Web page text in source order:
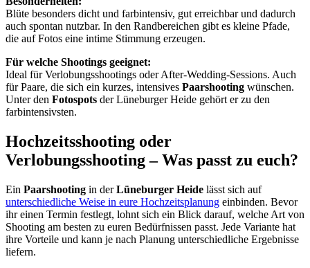
Blüte besonders dicht und farbintensiv, gut erreichbar und dadurch
auch spontan nutzbar. In den Randbereichen gibt es kleine Pfade,
die auf Fotos eine intime Stimmung erzeugen.
Für welche Shootings geeignet:
Ideal für Verlobungsshootings oder After-Wedding-Sessions. Auch
für Paare, die sich ein kurzes, intensives Paarshooting wünschen.
Unter den Fotospots der Lüneburger Heide gehört er zu den
farbintensivsten.
Hochzeitsshooting oder
Verlobungsshooting – Was passt zu euch?
Ein Paarshooting in derLüneburger Heide lässt sich auf
unterschiedliche Weise in eure Hochzeitsplanung einbinden. Bevor
ihr einen Termin festlegt, lohnt sich ein Blick darauf, welche Art von
Shooting am besten zu euren Bedürfnissen passt. Jede Variante hat
ihre Vorteile und kann je nach Planung unterschiedliche Ergebnisse
liefern.